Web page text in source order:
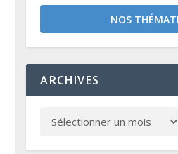
NOS
ARCHIVES